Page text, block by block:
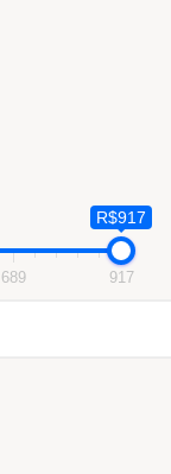
R$917
689 917